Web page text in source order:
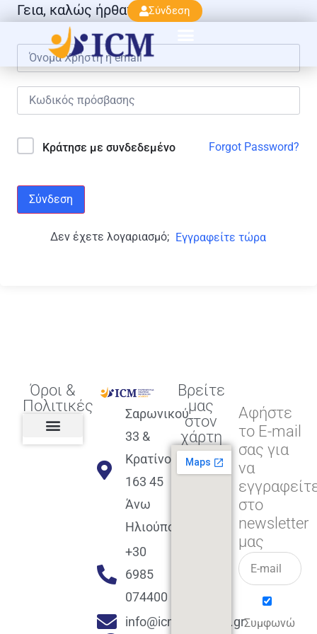
Σύνδεση
Γεια, καλώς ήρθατε πάλι!
Κράτησε με συνδεδεμένο Forgot Password?
Σύνδεση
Δεν έχετε λογαριασμό; Εγγραφείτε τώρα
Όροι &
Πολιτικές
Σαρωνικού
33 &
Κρατίνου
163 45
Άνω
Ηλιούπολη
+30
6985
074400
info@icmacademy.gr
Βρείτε
μας
στον
χάρτη
Αφήστε
το E-mail
σας για
να
στο
newsletter
μας
Συμφωνώ